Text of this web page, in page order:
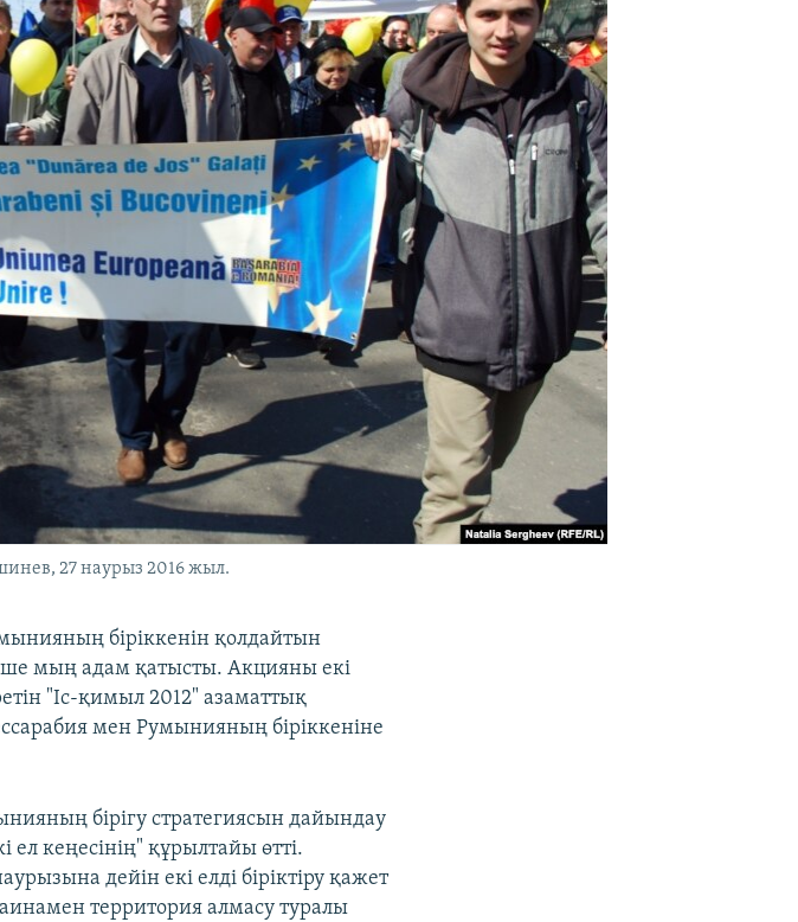
27 наурыз 2016 жыл.
біріккенін қолдайтын
мың адам қатысты. Акцияны екі
"Іс-қимыл 2012" азаматтық
мен Румынияның біріккеніне
бірігу стратегиясын дайындау
кеңесінің" құрылтайы өтті.
дейін екі елді біріктіру қажет
территория алмасу туралы